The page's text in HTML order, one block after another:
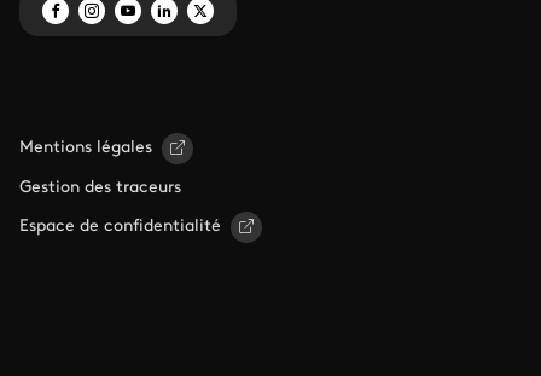
Mentions légales
Gestion des traceurs
Espace de confidentialité